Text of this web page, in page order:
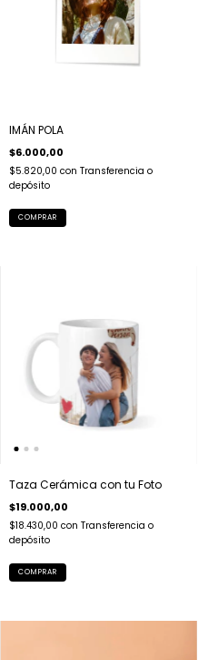
IMÁN POLA
$6.000,00
$5.820,00 con Transferencia o
depósito
Taza Cerámica con tu Foto
$19.000,00
$18.430,00 con Transferencia o
depósito
COMPRAR